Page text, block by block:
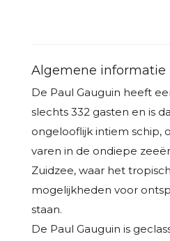
Algemene informatie
De Paul Gauguin heeft
slechts 332 gasten en is
ongelooflijk intiem schip,
varen in de ondiepe
Zuidzee, waar het
mogelijkheden voor
staan.
De Paul Gauguin is